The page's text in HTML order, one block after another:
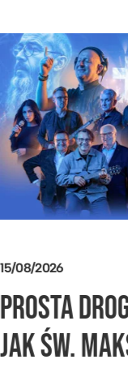
15/08/2026
PROSTA
JAK ŚW.